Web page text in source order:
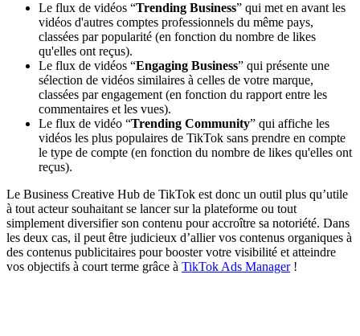
Le flux de vidéos “Trending Business” qui met en avant les
vidéos d'autres comptes professionnels du même pays,
classées par popularité (en fonction du nombre de likes
qu'elles ont reçus).
Le flux de vidéos “Engaging Business” qui présente une
sélection de vidéos similaires à celles de votre marque,
classées par engagement (en fonction du rapport entre les
commentaires et les vues).
Le flux de vidéo “Trending Community” qui affiche les
vidéos les plus populaires de TikTok sans prendre en compte
le type de compte (en fonction du nombre de likes qu'elles ont
reçus).
Le Business Creative Hub de TikTok est donc un outil plus qu’utile
à tout acteur souhaitant se lancer sur la plateforme ou tout
simplement diversifier son contenu pour accroître sa notoriété. Dans
les deux cas, il peut être judicieux d’allier vos contenus organiques à
des contenus publicitaires pour booster votre visibilité et atteindre
vos objectifs à court terme grâce à TikTok Ads Manager!